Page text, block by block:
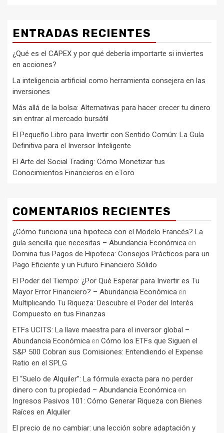
ENTRADAS RECIENTES
¿Qué es el CAPEX y por qué debería importarte si inviertes
en acciones?
La inteligencia artificial como herramienta consejera en las
inversiones
Más allá de la bolsa: Alternativas para hacer crecer tu dinero
sin entrar al mercado bursátil
El Pequeño Libro para Invertir con Sentido Común: La Guía
Definitiva para el Inversor Inteligente
El Arte del Social Trading: Cómo Monetizar tus
Conocimientos Financieros en eToro
COMENTARIOS RECIENTES
¿Cómo funciona una hipoteca con el Modelo Francés? La
guía sencilla que necesitas – Abundancia Económica en
Domina tus Pagos de Hipoteca: Consejos Prácticos para un
Pago Eficiente y un Futuro Financiero Sólido
El Poder del Tiempo: ¿Por Qué Esperar para Invertir es Tu
Mayor Error Financiero? – Abundancia Económica en
Multiplicando Tu Riqueza: Descubre el Poder del Interés
Compuesto en tus Finanzas
ETFs UCITS: La llave maestra para el inversor global –
Abundancia Económica en Cómo los ETFs que Siguen el
S&P 500 Cobran sus Comisiones: Entendiendo el Expense
Ratio en el SPLG
El “Suelo de Alquiler”: La fórmula exacta para no perder
dinero con tu propiedad – Abundancia Económica en
Ingresos Pasivos 101: Cómo Generar Riqueza con Bienes
Raíces en Alquiler
El precio de no cambiar: una lección sobre adaptación y